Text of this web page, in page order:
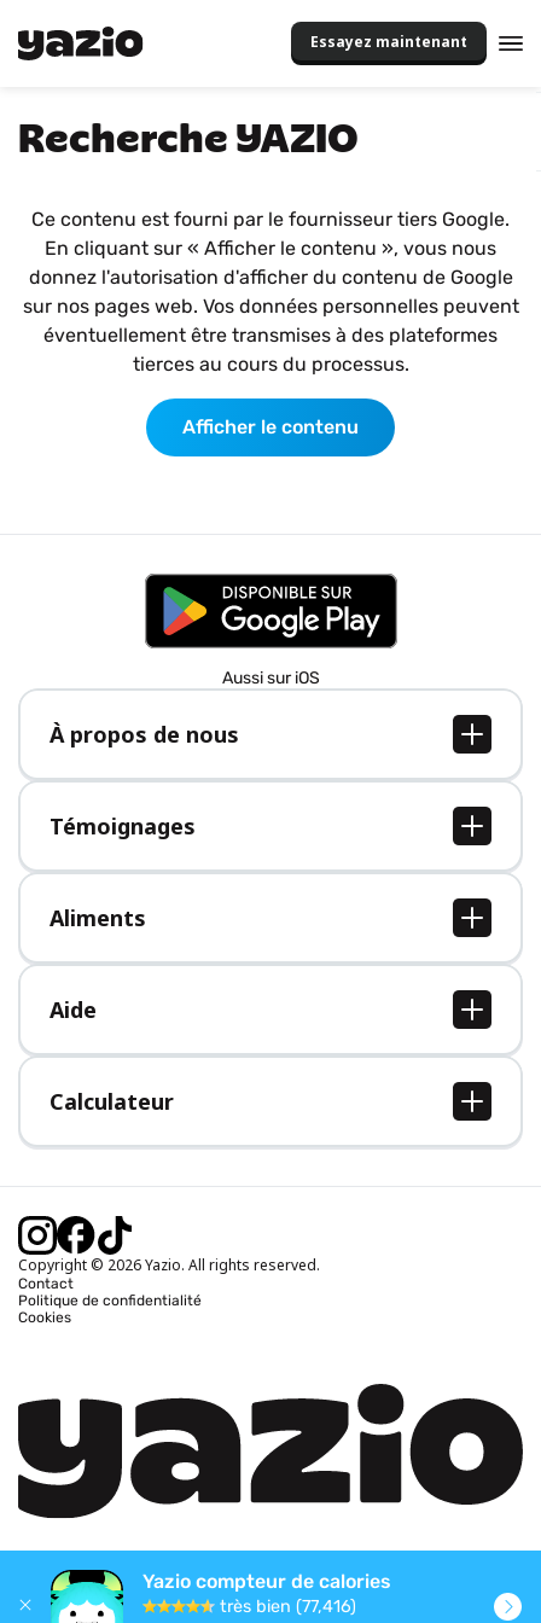
Essayez maintenant
Recherche YAZIO
Ce contenu est fourni par le fournisseur tiers Google.
En cliquant sur « Afficher le contenu », vous nous
donnez l'autorisation d'afficher du contenu de Google
sur nos pages web. Vos données personnelles peuvent
éventuellement être transmises à des plateformes
tierces au cours du processus.
Afficher le contenu
Aussi sur iOS
À propos de nous
À propos de nous
Postes
Presse
Témoignages
Tous les témoignages
Aliments
Tous les aliments
Aide
Centre d'aide
Calculateur
Calcul IMC
Calcul poids idéal
Calcul calories brûlées
Copyright © 2026 Yazio. All rights reserved.
Contact
Politique de confidentialité
Cookies
Yazio compteur de calories
très bien (77,416)